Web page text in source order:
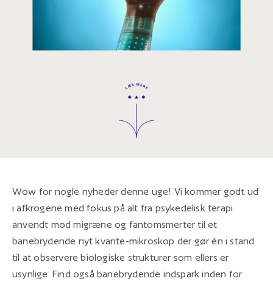
Wow for nogle nyheder denne uge! Vi kommer godt ud
i afkrogene med fokus på alt fra psykedelisk terapi
anvendt mod migræne og fantomsmerter til et
banebrydende nyt kvante-mikroskop der gør én i stand
til at observere biologiske strukturer som ellers er
usynlige. Find også banebrydende indspark inden for